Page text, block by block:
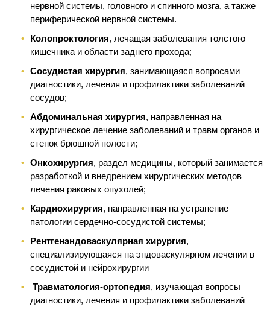
нервной системы, головного и спинного мозга, а также
периферической нервной системы.
Колопроктология, лечащая заболевания толстого
кишечника и области заднего прохода;
Сосудистая хирургия, занимающаяся вопросами
диагностики, лечения и профилактики заболеваний
сосудов;
Абдоминальная хирургия, направленная на
хирургическое лечение заболеваний и травм органов и
стенок брюшной полости;
Онкохирургия, раздел медицины, который занимается
разработкой и внедрением хирургических методов
лечения раковых опухолей;
Кардиохирургия, направленная на устранение
патологии сердечно-сосудистой системы;
Рентгенэндоваскулярная хирургия,
специализирующаяся на эндоваскулярном лечении в
сосудистой и нейрохирургии
Травматология-ортопедия, изучающая вопросы
диагностики, лечения и профилактики заболеваний